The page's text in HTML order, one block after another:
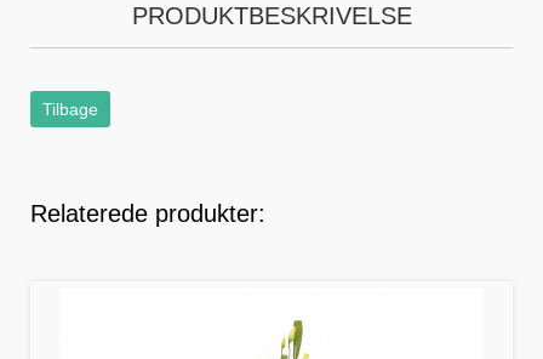
PRODUKTBESKRIVELSE
Tilbage
Relaterede produkter: